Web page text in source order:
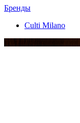
Бренды
Culti Milano